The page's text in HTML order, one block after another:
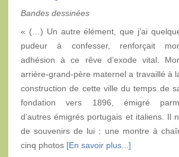
Bandes dessinées
« (…) Un autre élément, que j’ai
pudeur à confesser, renforçait
adhésion à ce rêve d’exode vital.
arrière-grand-père maternel a travaillé à
construction de cette ville du temps de
fondation vers 1896, émigré
d’autres émigrés portugais et italiens. Il
de souvenirs de lui : une montre à
cinq photos [En savoir plus...]